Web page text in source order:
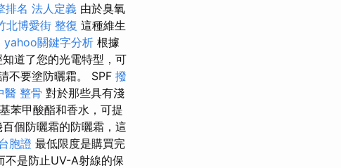
排名 法人定義 由於臭氧
北博愛街 整復 這種維生
yahoo關鍵字分析 根據
道了您的光電特型，可
不要塗防曬霜。 SPF 撥
醫 整骨 對於那些具有淺
苯甲酸酯和香水，可提
個防曬霜的防曬霜，這
胞證 最低限度是購買完
不是防止UV-A射線的保